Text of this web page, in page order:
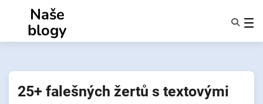
obsahu
Naše
blogy
O Nás
25+ falešných žertů s textovými